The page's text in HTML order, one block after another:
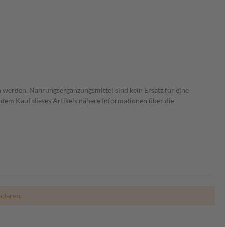
Nahrungsergänzungsmittel sind kein Ersatz für eine
Kauf dieses Artikels nähere Informationen über die